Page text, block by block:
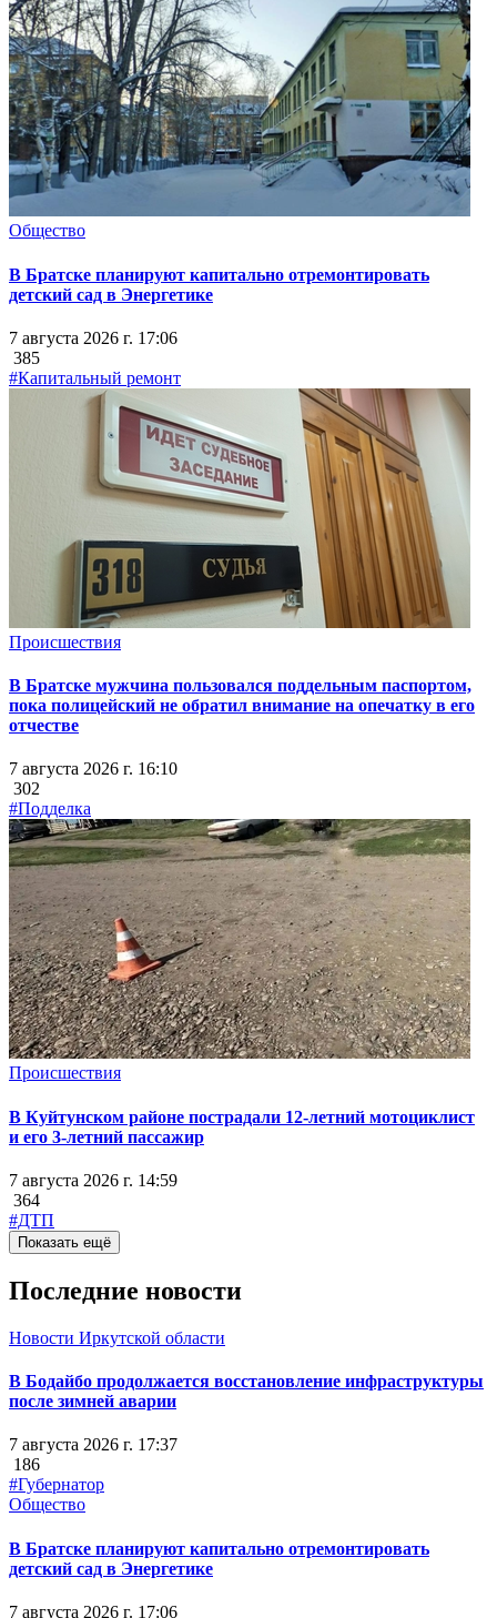
Общество
В Братске планируют капитально отремонтировать
детский сад в Энергетике
7 августа 2026 г. 17:06
385
#Капитальный ремонт
Происшествия
В Братске мужчина пользовался поддельным паспортом,
пока полицейский не обратил внимание на опечатку в его
отчестве
7 августа 2026 г. 16:10
302
#Подделка
Происшествия
В Куйтунском районе пострадали 12-летний мотоциклист
и его 3-летний пассажир
7 августа 2026 г. 14:59
364
#ДТП
Показать ещё
Последние новости
Новости Иркутской области
В Бодайбо продолжается восстановление инфраструктуры
после зимней аварии
7 августа 2026 г. 17:37
186
#Губернатор
Общество
В Братске планируют капитально отремонтировать
детский сад в Энергетике
7 августа 2026 г. 17:06